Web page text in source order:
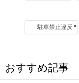
駐車禁止違反
おすすめ記事